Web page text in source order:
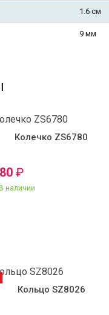
1.6 см
9 мм
Колечко ZS6780
₽
В наличии
Кольцо SZ8026